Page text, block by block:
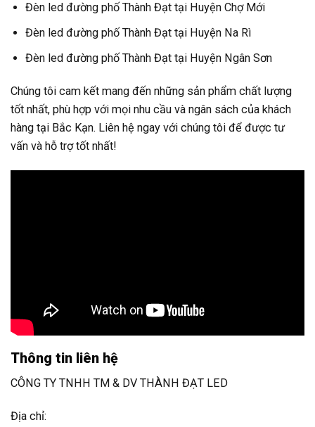
Đèn led đường phố Thành Đạt tại Huyện Chợ Mới
Đèn led đường phố Thành Đạt tại Huyện Na Rì
Đèn led đường phố Thành Đạt tại Huyện Ngân Sơn
Chúng tôi cam kết mang đến những sản phẩm chất lượng
tốt nhất, phù hợp với mọi nhu cầu và ngân sách của khách
hàng tại Bắc Kạn. Liên hệ ngay với chúng tôi để được tư
vấn và hỗ trợ tốt nhất!
Thông tin liên hệ
CÔNG TY TNHH TM & DV THÀNH ĐẠT LED
Địa chỉ: